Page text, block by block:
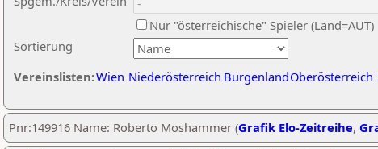
Sortierung
Nur "österreichische" Spieler (Land=AUT)
Vereinslisten:Wien Niederösterreich BurgenlandOberösterreich
Pnr:149916 Name: Roberto Moshammer (Grafik Elo-Zeitreihe,